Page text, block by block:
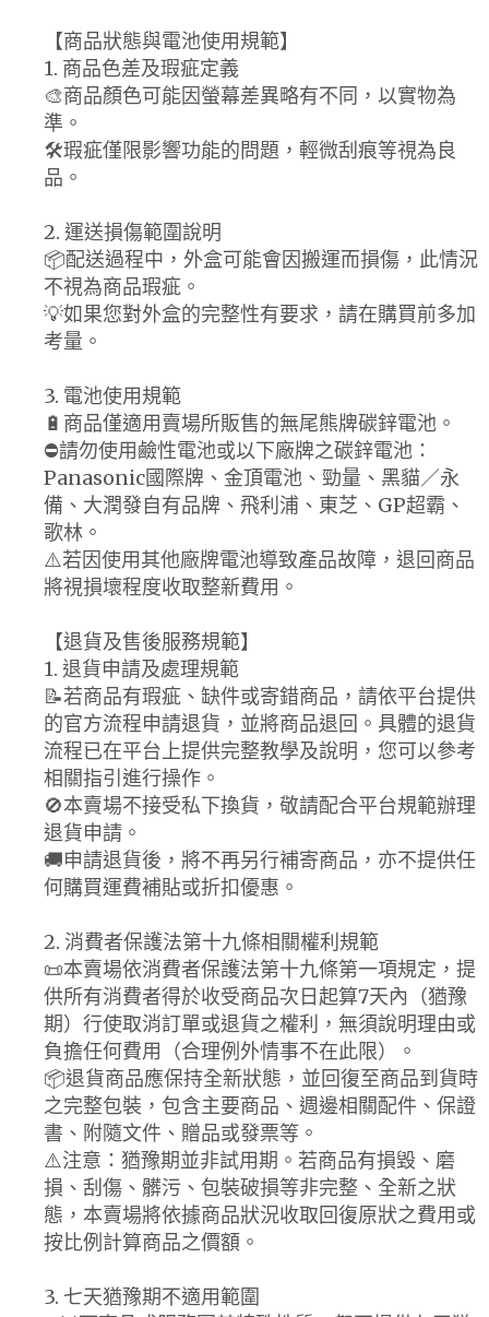
【商品狀態與電池使用規範】
1. 商品色差及瑕疵定義
🎨商品顏色可能因螢幕差異略有不同，以實物為
準。
🛠️瑕疵僅限影響功能的問題，輕微刮痕等視為良
品。
2. 運送損傷範圍說明
📦配送過程中，外盒可能會因搬運而損傷，此情況
不視為商品瑕疵。
💡如果您對外盒的完整性有要求，請在購買前多加
考量。
3. 電池使用規範
🔋商品僅適用賣場所販售的無尾熊牌碳鋅電池。
⛔請勿使用鹼性電池或以下廠牌之碳鋅電池：
Panasonic國際牌、金頂電池、勁量、黑貓／永
備、大潤發自有品牌、飛利浦、東芝、GP超霸、
歌林。
⚠️若因使用其他廠牌電池導致產品故障，退回商品
將視損壞程度收取整新費用。
【退貨及售後服務規範】
1. 退貨申請及處理規範
📝若商品有瑕疵、缺件或寄錯商品，請依平台提供
的官方流程申請退貨，並將商品退回。具體的退貨
流程已在平台上提供完整教學及說明，您可以參考
相關指引進行操作。
🚫本賣場不接受私下換貨，敬請配合平台規範辦理
退貨申請。
🚚申請退貨後，將不再另行補寄商品，亦不提供任
何購買運費補貼或折扣優惠。
2. 消費者保護法第十九條相關權利規範
📜本賣場依消費者保護法第十九條第一項規定，提
供所有消費者得於收受商品次日起算7天內（猶豫
期）行使取消訂單或退貨之權利，無須說明理由或
負擔任何費用（合理例外情事不在此限）。
📦退貨商品應保持全新狀態，並回復至商品到貨時
之完整包裝，包含主要商品、週邊相關配件、保證
書、附隨文件、贈品或發票等。
⚠️注意：猶豫期並非試用期。若商品有損毀、磨
損、刮傷、髒污、包裝破損等非完整、全新之狀
態，本賣場將依據商品狀況收取回復原狀之費用或
按比例計算商品之價額。
3. 七天猶豫期不適用範圍